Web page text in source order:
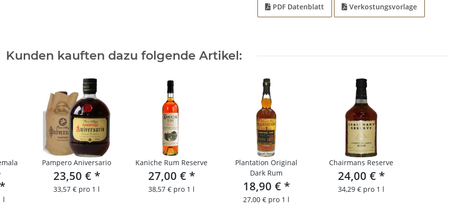
PDF Datenblatt Verkostungsvorlage
Kunden kauften dazu folgende Artikel:
*
l
Pampero Aniversario
23,50 € *
33,57 € pro 1 l
Kaniche Rum Reserve
27,00 € *
38,57 € pro 1 l
Plantation Original
Dark Rum
18,90 € *
27,00 € pro 1 l
Chairmans Reserve
24,00 € *
34,29 € pro 1 l